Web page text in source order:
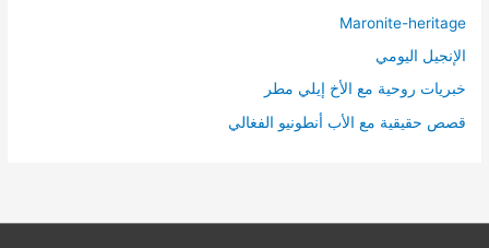
Maronite-heritage
الإنجيل اليومي
خبريات روحية مع الأخ إيلي مطر
قصص حقيقية مع الأب أنطونيو الفغالي